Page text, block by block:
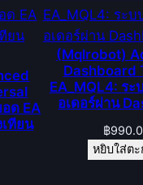
ด EA
ทียน
(Mqlrobot)
Dashboard
EA_MQL4: ร
อเดอร์ผ่าน
฿
หยิบใส่ตะ